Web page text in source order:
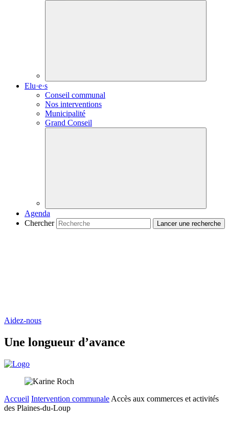
Elu·e·s
Conseil communal
Nos interventions
Municipalité
Grand Conseil
Agenda
Chercher
Aidez-nous
Une longueur d’avance
Accueil Intervention communale Accès aux commerces et activités
des Plaines-du-Loup